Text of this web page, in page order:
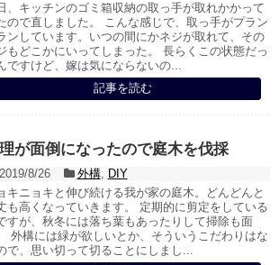
、キッチンのゴミ箱収納の取っ手が取れかかって
ので直しました。 こんな感じで、取っ手がプラン
ンしています。いつの間にかネジが取れて、その
もどこかにいってしまった。 長らくこの状態だっ
ですけど、嫁は気にならないの...
記事を読む
が面倒になったので庭木を伐採
2019/8/26 外構, DIY
キニョキと伸び続ける我が家の庭木。どんどんと
も高くなっていきます。 定期的に剪定をしている
すが、秋冬には落ち葉もあったりして掃除も面
外構には緑が欲しいとか、そういうこだわりはな
で、思い切って切ることにしまし...